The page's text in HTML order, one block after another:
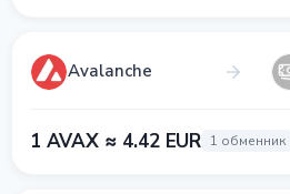
Avalanche
1 AVAX ≈ 4.42 EUR 1 обменник